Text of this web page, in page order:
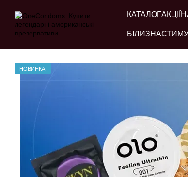
КАТАЛОГАКЦІЇ
БІЛИЗНА
НОВИНКА